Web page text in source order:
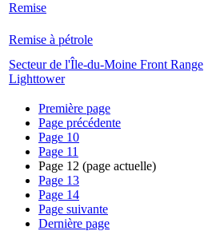
Remise
Remise à pétrole
Secteur de l'Île-du-Moine Front Range
Lighttower
Première page
Page précédente
Page 10
Page 11
Page 12 (page actuelle)
Page 13
Page 14
Page suivante
Dernière page